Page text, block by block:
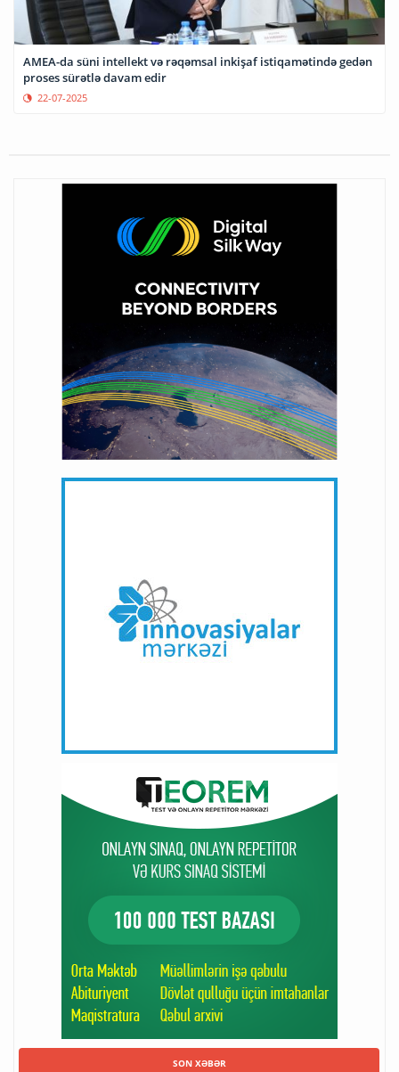
AMEA-da süni intellekt və rəqəmsal inkişaf istiqamətində gedən
proses sürətlə davam edir
22-07-2025
SON XƏBƏR